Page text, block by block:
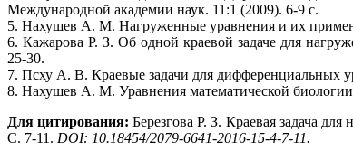
Международной академии наук. 11:1 (2009). 6-9 с.
5. Нахушев А. М. Нагруженные уравнения и их
6. Кажарова Р. З. Об одной краевой задаче для
25-30.
7. Псху А. В. Краевые задачи для дифференциальных
8. Нахушев А. М. Уравнения математической
Для цитирования: Березгова Р. З. Краевая задача
C. 7-11. DOI: 10.18454/2079-6641-2016-15-4-7-11.